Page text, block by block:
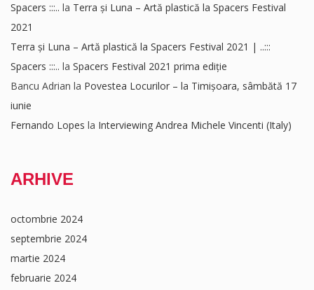
Spacers :::.. la Terra și Luna – Artă plastică la Spacers Festival
2021
Terra și Luna – Artă plastică la Spacers Festival 2021 | ..:::
Spacers :::.. la Spacers Festival 2021 prima ediție
Bancu Adrian la Povestea Locurilor – la Timișoara, sâmbătă 17
iunie
Fernando Lopes la Interviewing Andrea Michele Vincenti (Italy)
ARHIVE
octombrie 2024
septembrie 2024
martie 2024
februarie 2024